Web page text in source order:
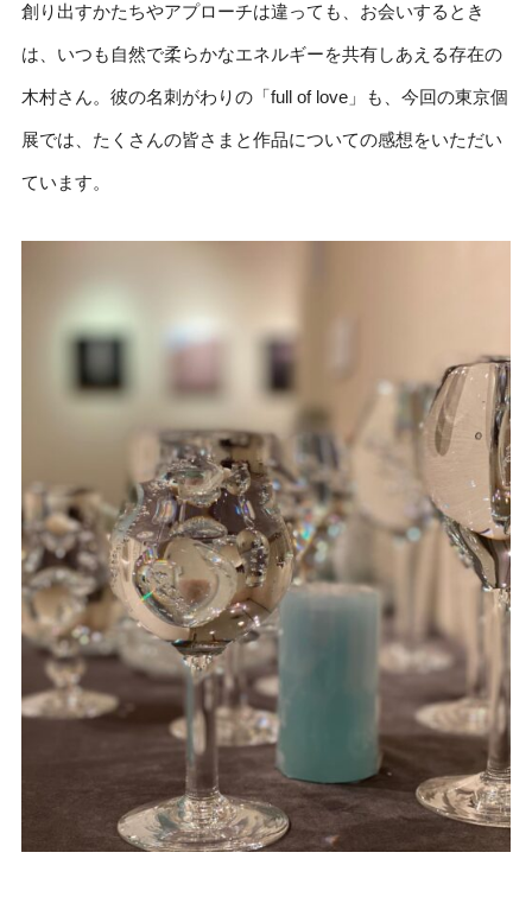
創り出すかたちやアプローチは違っても、お会いするとき
は、いつも自然で柔らかなエネルギーを共有しあえる存在の
木村さん。彼の名刺がわりの「full of love」も、今回の東京個
展では、たくさんの皆さまと作品についての感想をいただい
ています。